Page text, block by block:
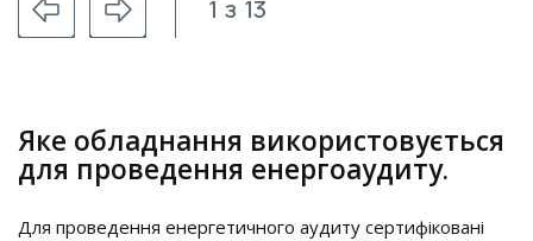
1 з 13
Яке обладнання використовується
для проведення енергоаудиту.
Для проведення енергетичного аудиту cертифіковані